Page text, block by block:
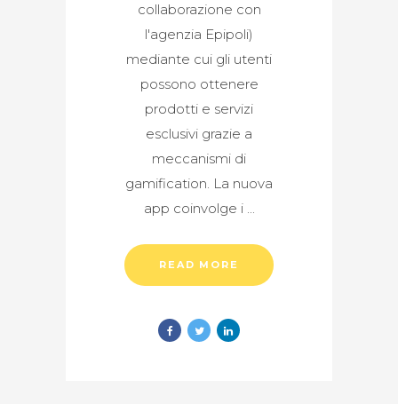
collaborazione con
l'agenzia Epipoli)
mediante cui gli utenti
possono ottenere
prodotti e servizi
esclusivi grazie a
meccanismi di
gamification. La nuova
app coinvolge i
READ MORE